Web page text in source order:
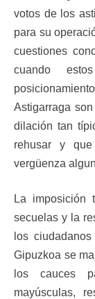
votos de los
para su
cuestiones
cuando
Astigarraga
dilación tan
rehusar y
vergüenza
La imposición
secuelas y la
los
Gipuzkoa se
los cauces
mayúsculas,